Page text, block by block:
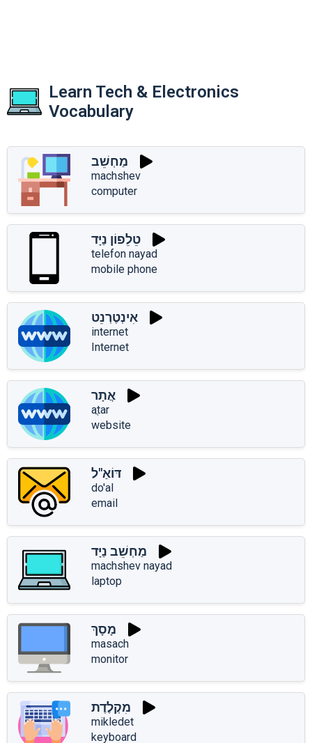
Learn Tech & Electronics
Vocabulary
מַחְשֵׁב
machshev
computer
טֵלֵפוֹן נַיָּד
telefon nayad
mobile phone
אִינְטֶרְנֵט
internet
Internet
אֲתָר
aֲtar
website
דּוֹאַ"ל
do'al
email
מַחְשֵׁב נַיָּד
machshev nayad
laptop
מָסָךְ
masach
monitor
מִקְלֶדֶת
mikledet
keyboard